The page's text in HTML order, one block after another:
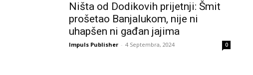
Ništa od Dodikovih prijetnji: Šmit
prošetao Banjalukom, nije ni
uhapšen ni gađan jajima
Impuls Publisher - 4 Septembra, 2024 0